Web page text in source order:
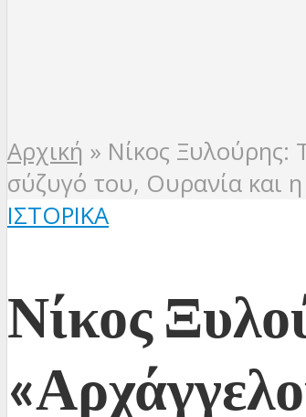
Αρχική » Νίκος Ξυλούρης:
σύζυγό του, Ουρανία και
ΙΣΤΟΡΙΚΆ
Νίκος